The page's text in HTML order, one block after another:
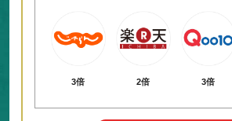
3倍 2倍 3倍